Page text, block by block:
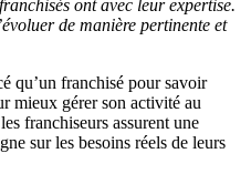
ont avec leur expertise.
de manière pertinente et
qu’un franchisé pour savoir
mieux gérer son activité au
franchiseurs assurent une
sur les besoins réels de leurs